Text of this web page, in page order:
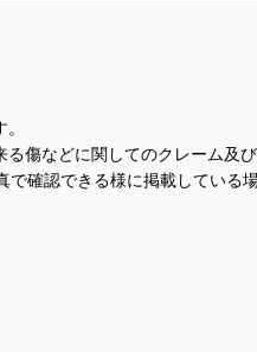
などに関してのクレーム及
確認できる様に掲載してい